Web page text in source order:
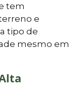
tem
e
tipo de
mesmo em